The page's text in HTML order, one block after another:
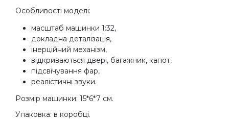
Особливості моделі:
масштаб машинки 1:32,
докладна деталізація,
інерційний механізм,
відкриваються двері, багажник, капот,
підсвічування фар,
реалістичні звуки.
Розмір машинки: 15*6*7 см.
Упаковка: в коробці.